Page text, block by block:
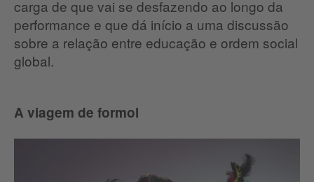
carga de que vai se desfazendo ao longo da
performance e que dá início a uma discussão
sobre a relação entre educação e ordem social
global.
A viagem de formol